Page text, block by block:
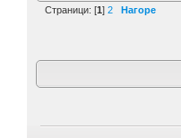
Страници: [1] 2 Нагоре